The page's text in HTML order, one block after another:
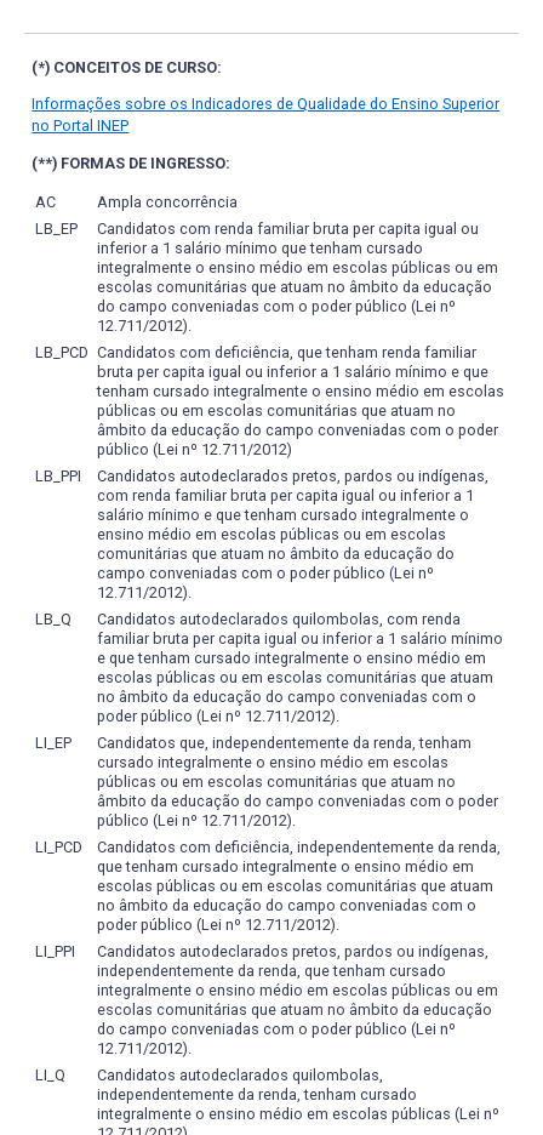
e do audiovisual – voltada para a gestão e a produção, a
distribuição e a exibição, as políticas públicas para o setor,
a legislação, a organização de mostras, cineclubes e
Além do compromisso com formação nestas quatro
áreas expressas no documento das diretrizes, o bacharel
em Cinema e Audiovisual deve ser um profissional capaz
de compreender sua atuação no espaço audiovisual tanto
a partir da prática profissional específica, quanto a partir
de uma visão sobre as questões políticas, institucionais e
mercadológicas da produção audiovisual brasileira. Deve
também, a partir de determinadas proximidades com a
ciência, ser capaz de desenvolver pesquisas no campo do
cinema que possam desdobrar especialmente em sua
futura inserção na pós-graduação stricto-sensu, cursos
de mestrado e doutorado, podendo vir a adquirir
competências para o exercício da docência na área.
Espera-se também que o profissional possa empreender
e relacionar sua prática profissional com os diferentes
níveis que envolvem processos de gestão. Que, para além
das competências específicas do campo, possa relacionar
saberes e compreender a necessidade de formação
continuada a partir de outros mecanismos e instituições,
para além da formação ofertada por esta Instituição de
Ensino Superior.
curso de Cinema e Audiovisual da UFPEL visa como
competência do profissional a capacidade de diálogo com
os setores produtivos do audiovisual no contexto
brasileiro e em outros contextos. Neste sentido, é
espaço audiovisual (SILVA, 2009) a partir do núcleo
produção, exibição e distribuição, assim como as outras
relações formadoras deste espaço que são decorrentes
deste núcleo. Também é competência do profissional a
sensibilidade as mudanças contínuas na formação do
campo audiovisual a partir da expansão do núcleo da
atividade cinematográfica.
(*) CONCEITOS DE CURSO:
Informações sobre os Indicadores de Qualidade do Ensino Superior
no Portal INEP
(**) FORMAS DE INGRESSO:
AC
Ampla concorrência
LB_EP
Candidatos com renda familiar bruta per capita igual ou
inferior a 1 salário mínimo que tenham cursado
integralmente o ensino médio em escolas públicas ou em
escolas comunitárias que atuam no âmbito da educação
do campo conveniadas com o poder público (Lei nº
12.711/2012).
LB_PCD Candidatos com deficiência, que tenham renda familiar
bruta per capita igual ou inferior a 1 salário mínimo e que
tenham cursado integralmente o ensino médio em escolas
públicas ou em escolas comunitárias que atuam no
âmbito da educação do campo conveniadas com o poder
público (Lei nº 12.711/2012)
LB_PPI
Candidatos autodeclarados pretos, pardos ou indígenas,
com renda familiar bruta per capita igual ou inferior a 1
salário mínimo e que tenham cursado integralmente o
ensino médio em escolas públicas ou em escolas
comunitárias que atuam no âmbito da educação do
campo conveniadas com o poder público (Lei nº
12.711/2012).
LB_Q
Candidatos autodeclarados quilombolas, com renda
familiar bruta per capita igual ou inferior a 1 salário mínimo
e que tenham cursado integralmente o ensino médio em
escolas públicas ou em escolas comunitárias que atuam
no âmbito da educação do campo conveniadas com o
poder público (Lei nº 12.711/2012).
LI_EP
Candidatos que, independentemente da renda, tenham
cursado integralmente o ensino médio em escolas
públicas ou em escolas comunitárias que atuam no
âmbito da educação do campo conveniadas com o poder
público (Lei nº 12.711/2012).
LI_PCD
Candidatos com deficiência, independentemente da renda,
que tenham cursado integralmente o ensino médio em
escolas públicas ou em escolas comunitárias que atuam
no âmbito da educação do campo conveniadas com o
poder público (Lei nº 12.711/2012).
LI_PPI
Candidatos autodeclarados pretos, pardos ou indígenas,
independentemente da renda, que tenham cursado
integralmente o ensino médio em escolas públicas ou em
escolas comunitárias que atuam no âmbito da educação
do campo conveniadas com o poder público (Lei nº
12.711/2012).
LI_Q
Candidatos autodeclarados quilombolas,
independentemente da renda, tenham cursado
integralmente o ensino médio em escolas públicas (Lei nº